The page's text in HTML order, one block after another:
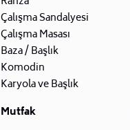
Çalışma Sandalyesi
Çalışma Masası
Baza / Başlık
Komodin
Karyola ve Başlık
Mutfak